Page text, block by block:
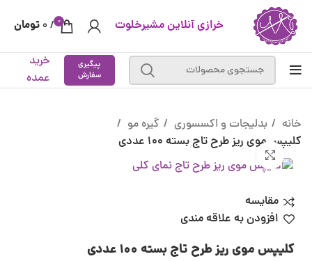
خرازی آنلاین مشیرخلوت 0
/
0 تومان
پیگیری
سفارش
خرید
عمده
خانه بدلیجات و اکسسوری
گیره مو
کلیپس موی ریز طرح تاج بسته 100 عددی
مقایسه
افزودن به علاقه مندی
کلیپس موی ریز طرح تاج بسته 100 عددی